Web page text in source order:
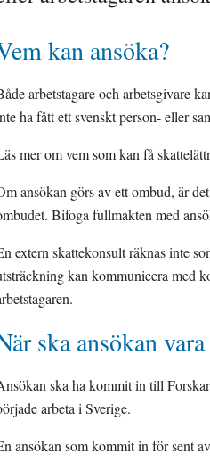
kan ansöka?
arbetstagare och arbetsgivare
ha fått ett svenskt person- eller
mer om vem som kan få
ansökan görs av ett ombud, är
Bifoga fullmakten med
extern skattekonsult räknas inte
kan kommunicera med
ska ansökan
ska ha kommit in till
arbeta i Sverige.
ansökan som kommit in för sent